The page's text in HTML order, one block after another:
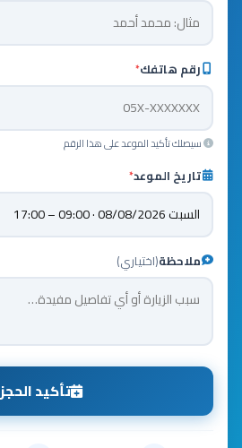
رقم هاتفك*
سيصلك تأكيد الموعد على هذا الرقم
تاريخ الموعد*
ملاحظة(اختياري)
تأكيد الحجز